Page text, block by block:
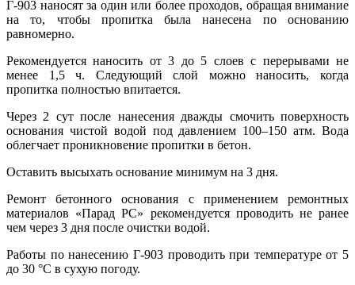
Г-903 наносят за один или более проходов, обращая внимание
на то, чтобы пропитка была нанесена по основанию
равномерно.
Рекомендуется наносить от 3 до 5 слоев с перерывами не
менее 1,5 ч. Следующий слой можно наносить, когда
пропитка полностью впитается.
Через 2 сут после нанесения дважды смочить поверхность
основания чистой водой под давлением 100–150 атм. Вода
облегчает проникновение пропитки в бетон.
Оставить высыхать основание минимум на 3 дня.
Ремонт бетонного основания с применением ремонтных
материалов «Парад РС» рекомендуется проводить не ранее
чем через 3 дня после очистки водой.
Работы по нанесению Г-903 проводить при температуре от 5
до 30 °С в сухую погоду.